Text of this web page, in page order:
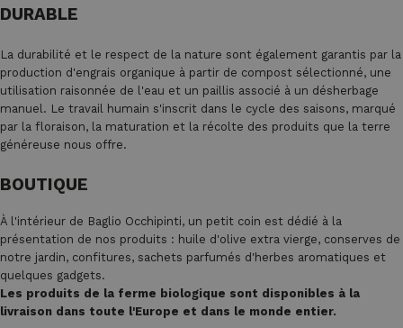
DURABLE
La durabilité et le respect de la nature sont également garantis par la
production d'engrais organique à partir de compost sélectionné, une
utilisation raisonnée de l'eau et un paillis associé à un désherbage
manuel. Le travail humain s'inscrit dans le cycle des saisons, marqué
par la floraison, la maturation et la récolte des produits que la terre
généreuse nous offre.
BOUTIQUE
À l'intérieur de Baglio Occhipinti, un petit coin est dédié à la
présentation de nos produits : huile d'olive extra vierge, conserves de
notre jardin, confitures, sachets parfumés d'herbes aromatiques et
quelques gadgets.
Les produits de la ferme biologique sont disponibles à la
livraison dans toute l'Europe et dans le monde entier.